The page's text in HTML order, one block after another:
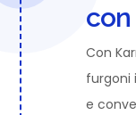
con
Con
furgoni
e